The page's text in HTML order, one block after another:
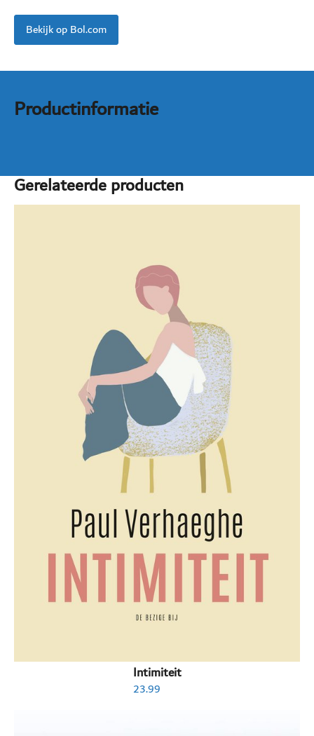
Bekijk op Bol.com
Productinformatie
Gerelateerde producten
Intimiteit
23.99